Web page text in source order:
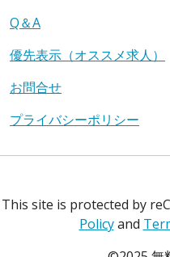
Q＆A
優先表示（オススメ求人）
お問合せ
プライバシーポリシー
This site is protected by
Policyand